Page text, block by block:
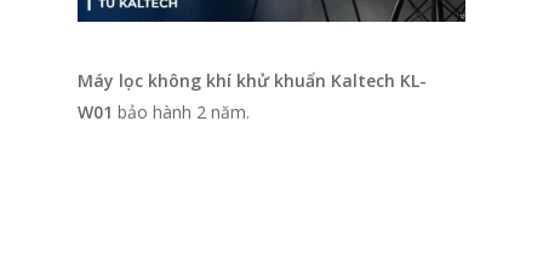
Máy lọc không khí khử khuẩn Kaltech KL-
W01 bảo hành 2 năm.